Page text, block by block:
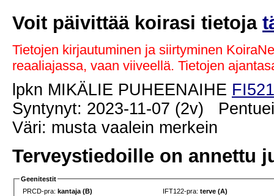
Voit päivittää koirasi tietoja
Tietojen kirjautuminen ja siirtyminen
reaaliajassa, vaan viiveellä. Tietojen
lpkn MIKÄLIE PUHEENAIHE
Syntynyt: 2023-11-07 (2v)
Väri: musta vaalein merkein
Terveystiedoille on annettu
Geenitestit
PRCD-pra: kantaja (B) IFT122-pra:terve (A)